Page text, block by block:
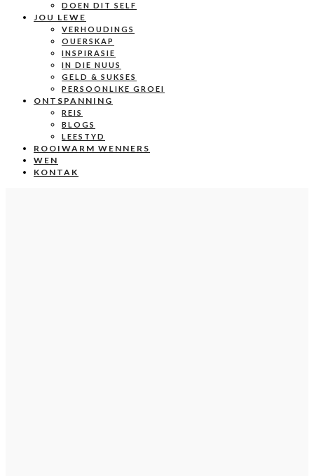
DOEN DIT SELF
JOU LEWE
VERHOUDINGS
OUERSKAP
INSPIRASIE
IN DIE NUUS
GELD & SUKSES
PERSOONLIKE GROEI
ONTSPANNING
REIS
BLOGS
LEESTYD
ROOIWARM WENNERS
WEN
KONTAK